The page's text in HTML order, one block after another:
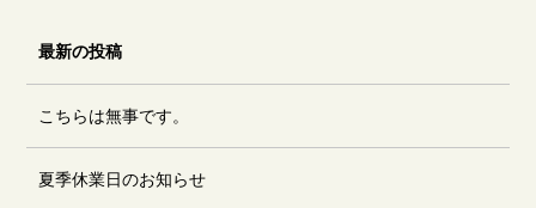
最新の投稿
こちらは無事です。
夏季休業日のお知らせ